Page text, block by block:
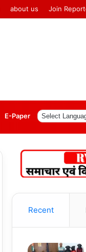
about us Join
E-Paper
Recent